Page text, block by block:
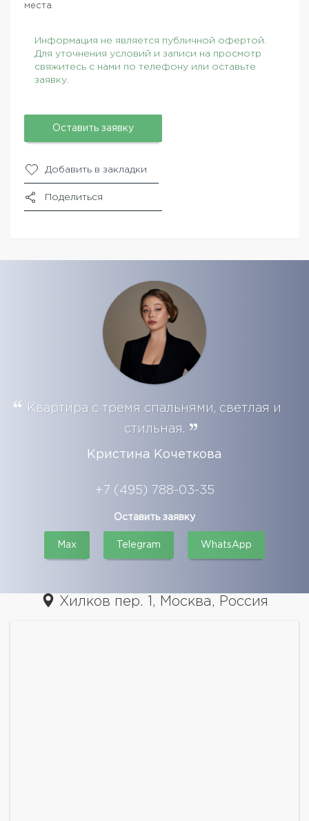
места.
Информация не является публичной офертой.
Для уточнения условий и записи на просмотр
свяжитесь с нами по телефону или оставьте
заявку.
Оставить заявку
Добавить в закладки
Поделиться
Квартира с тремя спальнями, светлая и
стильная.
Кристина Кочеткова
+7 (495) 788-03-35
Оставить заявку
Max Telegram WhatsApp
Хилков пер. 1, Москва, Россия